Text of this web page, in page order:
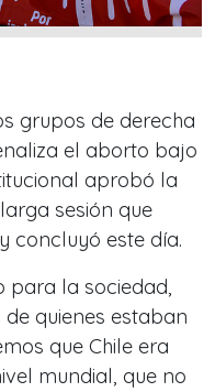
grupos de derecha
el aborto bajo
aprobó la
sesión que
concluyó este día.
para la sociedad,
quienes estaban
que Chile era
mundial, que no